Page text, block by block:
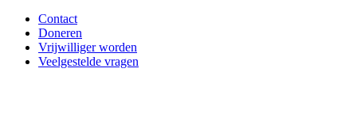
Contact
Doneren
Vrijwilliger worden
Veelgestelde vragen